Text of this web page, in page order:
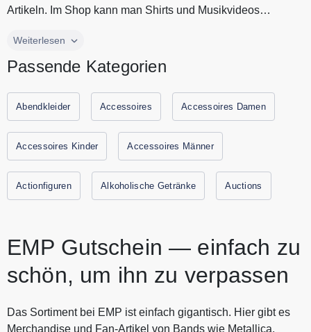
Artikeln. Im Shop kann man Shirts und Musikvideos
EMP ist seit 1986 Anbieter von über 30.000 Merchandise
beliebter Bands kaufen. Man kann bei EMP sowohl Festival
Darüber hinaus sind bei EMP noch Gaming Fanartikel und
Fun-Artikel zu finden. Ebenso kann man Produkte bekannter
Filme und Serien wie The Walking Dead und Bambi kaufen.
den EMP Gutschein. Denn damit kann man bares Geld
sparen.
Weiterlesen
Passende Kategorien
Abendkleider Accessoires Accessoires Damen
Accessoires Kinder Accessoires Männer
Actionfiguren Alkoholische Getränke Auctions
EMP Gutschein — einfach zu
schön, um ihn zu verpassen
Das Sortiment bei EMP ist einfach gigantisch. Hier gibt es
Merchandise und Fan-Artikel von Bands wie Metallica,